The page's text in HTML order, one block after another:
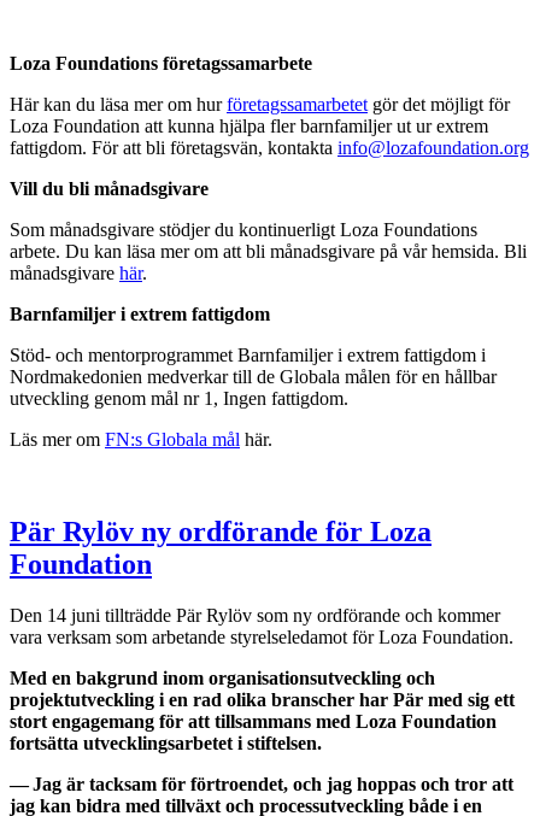
Loza Foundations företagssamarbete
Här kan du läsa mer om hurföretagssamarbetet gör det möjligt för
Loza Foundation att kunna hjälpa fler barnfamiljer ut ur extrem
fattigdom. För att bli företagsvän, kontakta info@lozafoundation.org
Vill du bli månadsgivare
Som månadsgivare stödjer du kontinuerligt Loza Foundations
arbete. Du kan läsa mer om att bli månadsgivare på vår hemsida. Bli
månadsgivare här.
Barnfamiljer i extrem fattigdom
Stöd- och mentorprogrammet Barnfamiljer i extrem fattigdom i
Nordmakedonien medverkar till de Globala målen för en hållbar
utveckling genom mål nr 1, Ingen fattigdom.
Läs mer om FN:s Globala mål här.
Pär Rylöv ny ordförande för Loza
Foundation
Den 14 juni tillträdde Pär Rylöv som ny ordförande och kommer
vara verksam som arbetande styrelseledamot för Loza Foundation.
Med en bakgrund inom organisationsutveckling och
projektutveckling i en rad olika branscher har Pär med sig ett
stort engagemang för att tillsammans med Loza Foundation
fortsätta utvecklingsarbetet i stiftelsen.
— Jag är tacksam för förtroendet, och jag hoppas och tror att
jag kan bidra med tillväxt och processutveckling både i en